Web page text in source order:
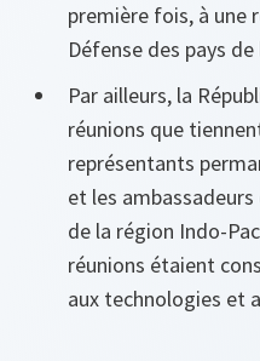
première fois, à une
Défense des pays de
Par ailleurs, la
réunions que
représentants
et les
de la région Indo-
réunions étaient
aux technologies et